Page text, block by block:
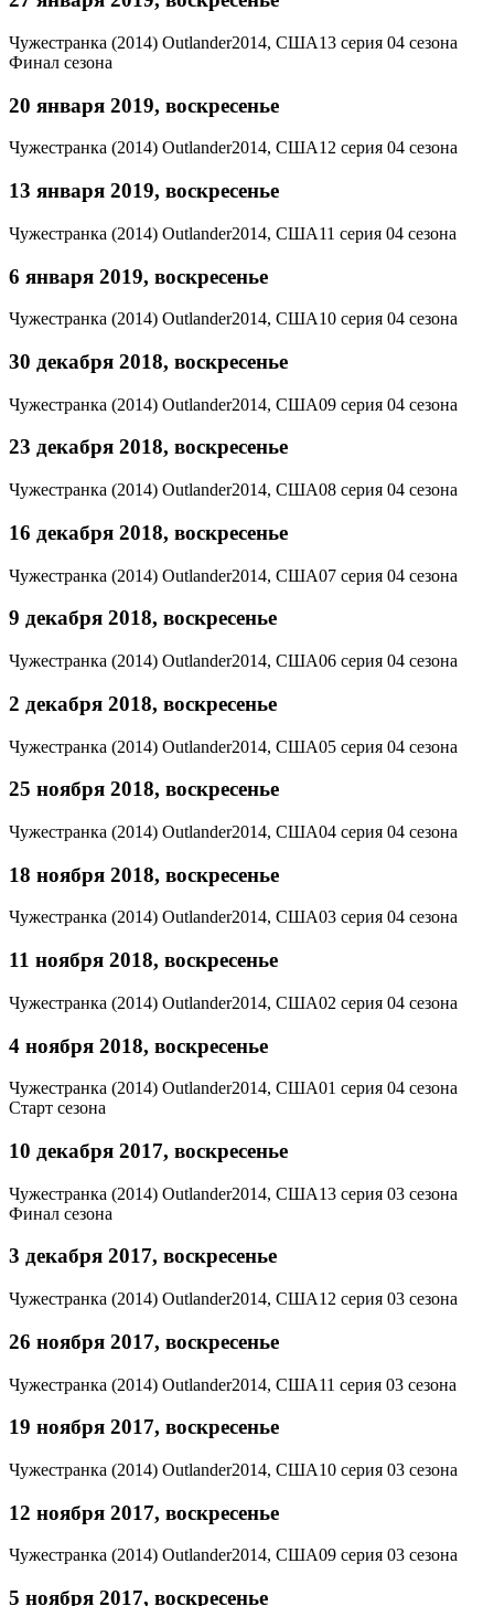
Чужестранка (2014) Outlander2014, США13 серия 04 сезона
Финал сезона
20 января 2019, воскресенье
Чужестранка (2014) Outlander2014, США12 серия 04 сезона
13 января 2019, воскресенье
Чужестранка (2014) Outlander2014, США11 серия 04 сезона
6 января 2019, воскресенье
Чужестранка (2014) Outlander2014, США10 серия 04 сезона
30 декабря 2018, воскресенье
Чужестранка (2014) Outlander2014, США09 серия 04 сезона
23 декабря 2018, воскресенье
Чужестранка (2014) Outlander2014, США08 серия 04 сезона
16 декабря 2018, воскресенье
Чужестранка (2014) Outlander2014, США07 серия 04 сезона
9 декабря 2018, воскресенье
Чужестранка (2014) Outlander2014, США06 серия 04 сезона
2 декабря 2018, воскресенье
Чужестранка (2014) Outlander2014, США05 серия 04 сезона
25 ноября 2018, воскресенье
Чужестранка (2014) Outlander2014, США04 серия 04 сезона
18 ноября 2018, воскресенье
Чужестранка (2014) Outlander2014, США03 серия 04 сезона
11 ноября 2018, воскресенье
Чужестранка (2014) Outlander2014, США02 серия 04 сезона
4 ноября 2018, воскресенье
Чужестранка (2014) Outlander2014, США01 серия 04 сезона
Старт сезона
10 декабря 2017, воскресенье
Чужестранка (2014) Outlander2014, США13 серия 03 сезона
Финал сезона
3 декабря 2017, воскресенье
Чужестранка (2014) Outlander2014, США12 серия 03 сезона
26 ноября 2017, воскресенье
Чужестранка (2014) Outlander2014, США11 серия 03 сезона
19 ноября 2017, воскресенье
Чужестранка (2014) Outlander2014, США10 серия 03 сезона
12 ноября 2017, воскресенье
Чужестранка (2014) Outlander2014, США09 серия 03 сезона
5 ноября 2017, воскресенье